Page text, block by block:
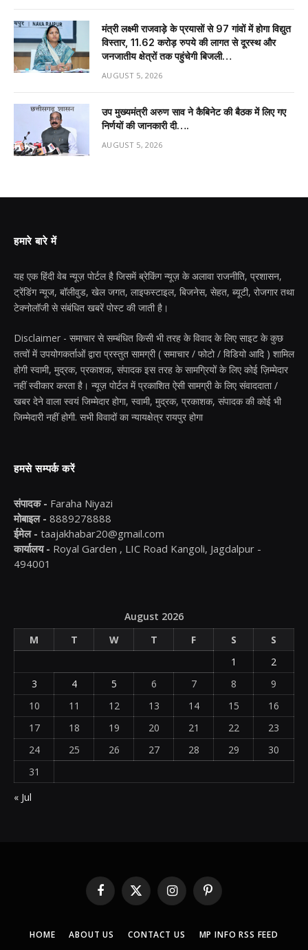
मंत्री लक्ष्मी राजवाड़े के प्रयासों से 97 गांवों में होगा विद्युत
विस्तार, 11.62 करोड़ रुपये की लागत से दूरस्थ और
जनजातीय क्षेत्रों तक पहुंचेगी बिजली…
AUGUST 5, 2026
उप मुख्यमंत्री अरुण साव ने कैबिनेट की बैठक में लिए गए
निर्णयों की जानकारी दी….
AUGUST 5, 2026
हमारे बारे में
यह एक हिंदी वेब न्यूज़ पोर्टल है जिसमें ब्रेकिंग न्यूज़ के अलावा राजनीति, प्रशासन,
ट्रेंडिंग न्यूज, बॉलीवुड, खेल जगत, लाइफस्टाइल, बिजनेस, सेहत, ब्यूटी, रोजगार तथा
टेक्नोलॉजी से संबंधित खबरें पोस्ट की जाती है।
Disclaimer - समाचार से सम्बंधित किसी भी तरह के विवाद के लिए साइट के कुछ
तत्वों में उपयोगकर्ताओं द्वारा प्रस्तुत सामग्री ( समाचार / फोटो / विडियो आदि ) शामिल
होगी स्वामी, मुद्रक, प्रकाशक, संपादक इस तरह के सामग्रियों के लिए कोई ज़िम्मेदार
नहीं स्वीकार करता है। न्यूज़ पोर्टल में प्रकाशित ऐसी सामग्री के लिए संवाददाता /
खबर देने वाला स्वयं जिम्मेदार होगा, स्वामी, मुद्रक, प्रकाशक, संपादक की कोई भी
जिम्मेदारी नहीं होगी. सभी विवादों का न्यायक्षेत्र रायपुर होगा
हमसे सम्पर्क करें
संपादक - Faraha Niyazi
मोबाइल - 8889278888
ईमेल - taajakhabar20@gmail.com
कार्यालय - Royal Garden , LIC Road Kangoli, Jagdalpur -
494001
August 2026
M
T W T F S
S
1
2
3
4 5 6 7 8
9
10
11 12 13 14 15
16
17
18 19 20 21 22
23
24
25 26 27 28 29
30
31
« Jul
Facebook
X
(Twitter)
InstagramPinterest
HOME ABOUT US CONTACT US MP INFO RSS FEED